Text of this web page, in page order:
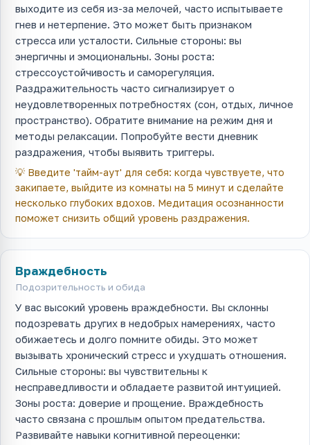
выходите из себя из-за мелочей, часто испытываете
гнев и нетерпение. Это может быть признаком
стресса или усталости. Сильные стороны: вы
энергичны и эмоциональны. Зоны роста:
стрессоустойчивость и саморегуляция.
Раздражительность часто сигнализирует о
неудовлетворенных потребностях (сон, отдых, личное
пространство). Обратите внимание на режим дня и
методы релаксации. Попробуйте вести дневник
раздражения, чтобы выявить триггеры.
💡 Введите 'тайм-аут' для себя: когда чувствуете, что
закипаете, выйдите из комнаты на 5 минут и сделайте
несколько глубоких вдохов. Медитация осознанности
поможет снизить общий уровень раздражения.
Враждебность
Подозрительность и обида
У вас высокий уровень враждебности. Вы склонны
подозревать других в недобрых намерениях, часто
обижаетесь и долго помните обиды. Это может
вызывать хронический стресс и ухудшать отношения.
Сильные стороны: вы чувствительны к
несправедливости и обладаете развитой интуицией.
Зоны роста: доверие и прощение. Враждебность
часто связана с прошлым опытом предательства.
Развивайте навыки когнитивной переоценки: